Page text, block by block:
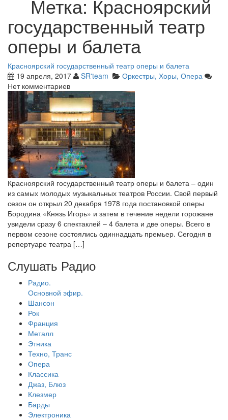
Метка: Красноярский
государственный театр
оперы и балета
Красноярский государственный театр оперы и балета
19 апреля, 2017
SR'team
Оркестры, Хоры, Опера
Нет комментариев
Красноярский государственный театр оперы и балета – один
из самых молодых музыкальных театров России. Свой первый
сезон он открыл 20 декабря 1978 года постановкой оперы
Бородина «Князь Игорь» и затем в течение недели горожане
увидели сразу 6 спектаклей – 4 балета и две оперы. Всего в
первом сезоне состоялись одиннадцать премьер. Сегодня в
репертуаре театра […]
Слушать Радио
Радио.
Основной эфир.
Шансон
Рок
Франция
Металл
Этника
Техно, Транс
Опера
Классика
Джаз, Блюз
Клезмер
Барды
Электроника